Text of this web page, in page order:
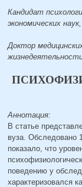
Кандидат
экономических
Доктор
Аннотация:
В статье
вуза. Обследовано
показало, что
поведению у
характеризовался